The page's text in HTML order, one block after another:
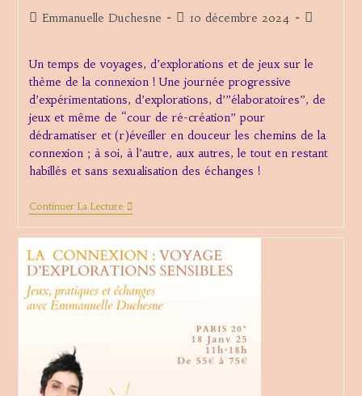
Auteur/autrice
publication :
Emmanuelle Duchesne
Publication
10 décembre 2024
Post
Un temps de voyages, d’explorations et de jeux sur le
thème de la connexion ! Une journée progressive
d’expérimentations, d’explorations, d’”élaboratoires”, de
jeux et même de “cour de ré-création” pour
dédramatiser et (r)éveiller en douceur les chemins de la
connexion ; à soi, à l’autre, aux autres, le tout en restant
habillés et sans sexualisation des échanges !
Continuer La LectureAtelier
Connexion
Rennes